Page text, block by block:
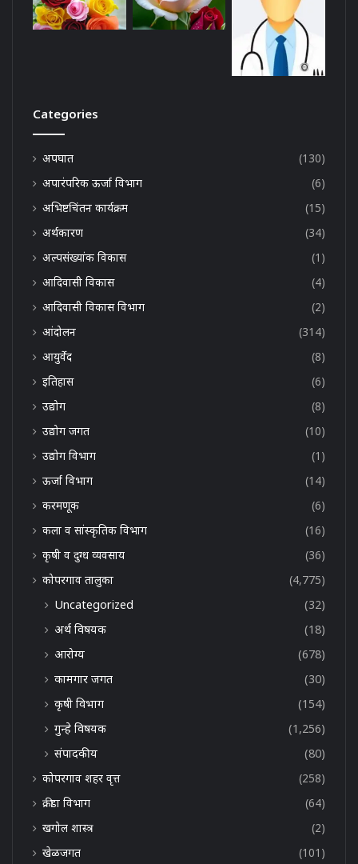
Categories
अपघात
(130)
अपारंपरिक ऊर्जा विभाग
(6)
अभिष्टचिंतन कार्यक्रम
(15)
अर्थकारण
(34)
अल्पसंख्यांक विकास
(1)
आदिवासी विकास
(4)
आदिवासी विकास विभाग
(2)
आंदोलन
(314)
आयुर्वेद
(8)
इतिहास
(6)
उद्योग
(8)
उद्योग जगत
(10)
उद्योग विभाग
(1)
ऊर्जा विभाग
(14)
करमणूक
(6)
कला व सांस्कृतिक विभाग
(16)
कृषी व दुग्ध व्यवसाय
(36)
कोपरगाव तालुका
(4,775)
Uncategorized
(32)
अर्थ विषयक
(18)
आरोग्य
(678)
कामगार जगत
(30)
कृषी विभाग
(154)
गुन्हे विषयक
(1,256)
संपादकीय
(80)
कोपरगाव शहर वृत्त
(258)
क्रीडा विभाग
(64)
खगोल शास्त्र
(2)
खेळजगत
(101)